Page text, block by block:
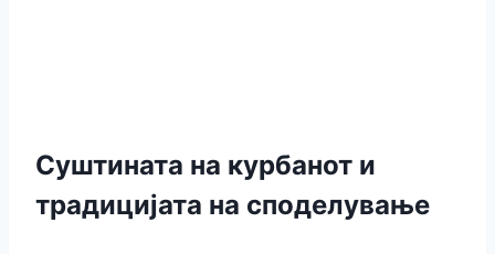
Суштината на курбанот и
традицијата на споделување